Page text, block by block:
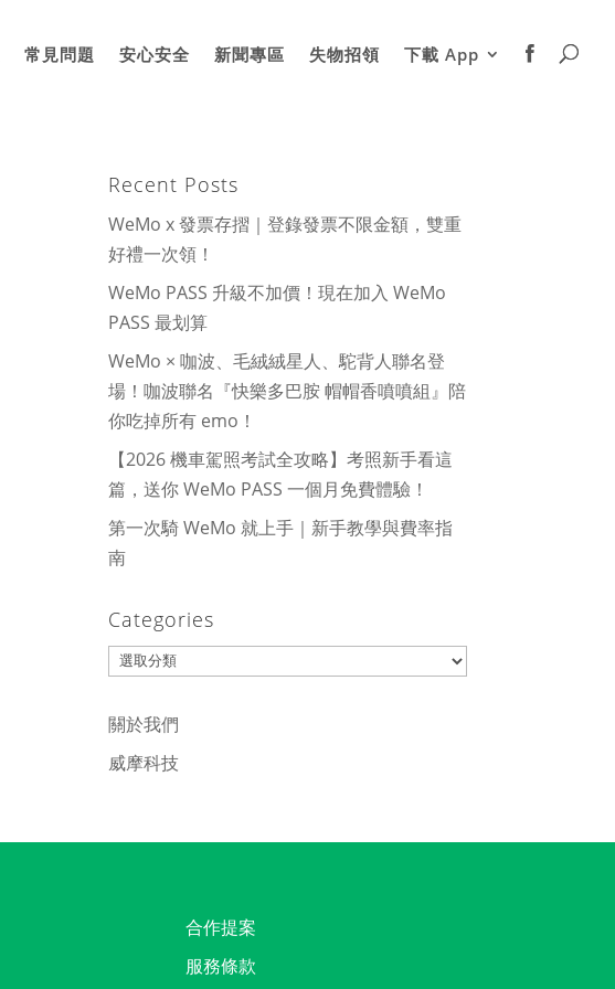
常見問題 安心安全 新聞專區 失物招領 下載 App
Recent Posts
WeMo x 發票存摺｜登錄發票不限金額，雙重
好禮一次領！
WeMo PASS 升級不加價！現在加入 WeMo
PASS 最划算
WeMo × 咖波、毛絨絨星人、駝背人聯名登
場！咖波聯名『快樂多巴胺 帽帽香噴噴組』陪
你吃掉所有 emo！
【2026 機車駕照考試全攻略】考照新手看這
篇，送你 WeMo PASS 一個月免費體驗！
第一次騎 WeMo 就上手｜新手教學與費率指
南
Categories
Categories
關於我們
威摩科技
合作提案
服務條款